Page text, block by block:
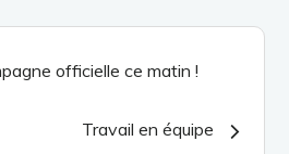
officielle ce matin !
Travail en équipe